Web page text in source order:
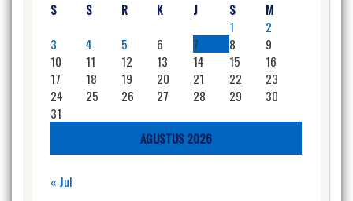
AGUSTUS 2026
S S R K J S
M
1
2
3
4 5 6 7 8
9
10
11 12 13 14 15
16
17
18 19 20 21 22
23
24
25 26 27 28 29
30
31
« Jul